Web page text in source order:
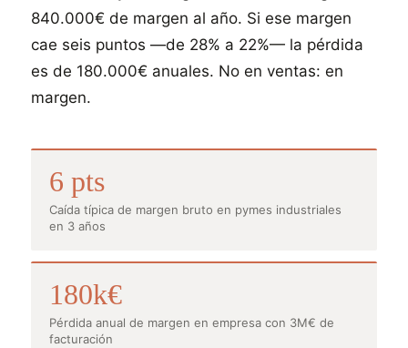
840.000€ de margen al año. Si ese margen
cae seis puntos —de 28% a 22%— la pérdida
es de 180.000€ anuales. No en ventas: en
margen.
6 pts
Caída típica de margen bruto en pymes industriales
en 3 años
180k€
Pérdida anual de margen en empresa con 3M€ de
facturación